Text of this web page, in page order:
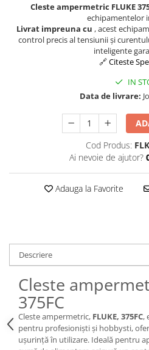
Testere
Osciloscoape
Accesorii
Osciloscoape AXIOMET
Osciloscoape B&K PRECISION
Osciloscoape FLUKE
Osciloscoape GW INSTEK
Osciloscoape HANTEK
Osciloscoape KEYSIGHT
Osciloscoape Peaktech
Osciloscoape UNI-T
Cleste ampermetric FLUKE
echipamentelor
Livrat impreuna cu , acest
control precis al tensiunii și
inteligente
🔗 Citeste
IN
Data de livrare:
Cod Produs:
Ai nevoie de ajutor?
Adauga la Favorite
Descriere
Cleste
375FC
Cleste ampermetric, FLUKE, 375FC,
pentru profesioniști și hobbysti,
ușurință în utilizare. Ideală pentru